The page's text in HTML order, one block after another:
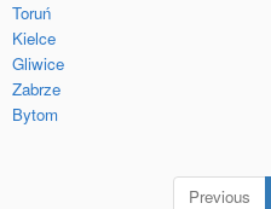
Toruń
Kielce
Gliwice
Zabrze
Bytom
Previous